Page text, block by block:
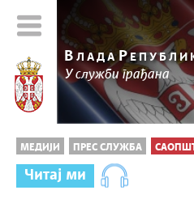
В ЛАДА Р
У служби грађана
МЕДИЈИ ПРЕС СЛУЖБА
Читај ми